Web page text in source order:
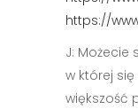
https://
J: Możecie
w której
większość